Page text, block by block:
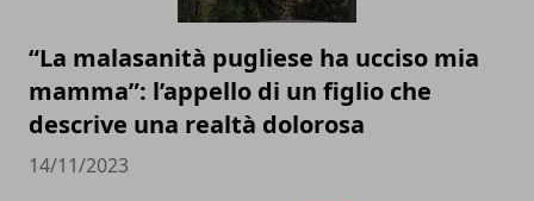
“La malasanità pugliese ha ucciso mia
mamma”: l’appello di un figlio che
descrive una realtà dolorosa
14/11/2023